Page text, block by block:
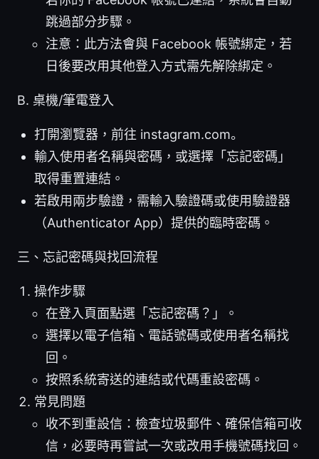
跳過部分步驟。
注意：此方法會與 Facebook 帳號綁定，若
日後要改用其他登入方式需先解除綁定。
B. 桌機/筆電登入
打開瀏覽器，前往 instagram.com。
輸入使用者名稱與密碼，或選擇「忘記密碼」
取得重置連結。
若啟用兩步驗證，需輸入驗證碼或使用驗證器
（Authenticator App）提供的臨時密碼。
三、忘記密碼與找回流程
操作步驟
在登入頁面點選「忘記密碼？」。
選擇以電子信箱、電話號碼或使用者名稱找
回。
按照系統寄送的連結或代碼重設密碼。
常見問題
收不到重設信：檢查垃圾郵件、確保信箱可收
信，必要時再嘗試一次或改用手機號碼找回。